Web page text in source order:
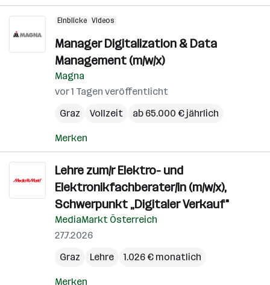
Einblicke Videos
Manager Digitalization & Data
Management (m/w/x)
Magna
vor 1 Tagen veröffentlicht
Graz
Vollzeit ab 65.000 € jährlich
Merken
Lehre zum/r Elektro- und
Elektronikfachberater/in (m/w/x),
Schwerpunkt „Digitaler Verkauf"
MediaMarkt Österreich
27.7.2026
Graz
Lehre 1.026 € monatlich
Merken